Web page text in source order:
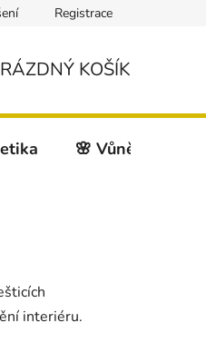
Registrace
KOŠÍK
🌸 Vůně do auta
interiéru.